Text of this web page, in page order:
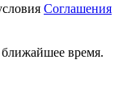
Соглашения
время.